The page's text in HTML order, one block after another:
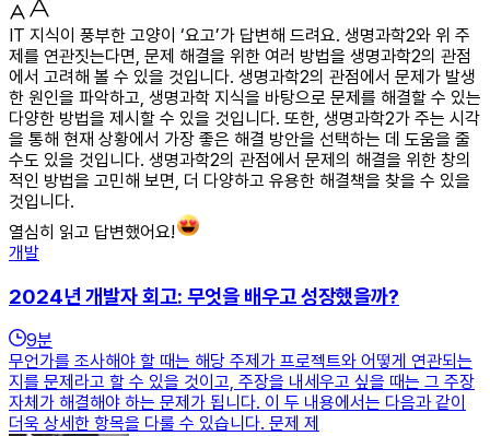
IT 지식이 풍부한 고양이 ‘요고’가 답변해 드려요. 생명과학2와 위 주
제를 연관짓는다면, 문제 해결을 위한 여러 방법을 생명과학2의 관점
에서 고려해 볼 수 있을 것입니다. 생명과학2의 관점에서 문제가 발생
한 원인을 파악하고, 생명과학 지식을 바탕으로 문제를 해결할 수 있는
다양한 방법을 제시할 수 있을 것입니다. 또한, 생명과학2가 주는 시각
을 통해 현재 상황에서 가장 좋은 해결 방안을 선택하는 데 도움을 줄
수도 있을 것입니다. 생명과학2의 관점에서 문제의 해결을 위한 창의
적인 방법을 고민해 보면, 더 다양하고 유용한 해결책을 찾을 수 있을
것입니다.
열심히 읽고 답변했어요!
개발
2024년 개발자 회고: 무엇을 배우고 성장했을까?
9분
무언가를 조사해야 할 때는 해당 주제가 프로젝트와 어떻게 연관되는
지를 문제라고 할 수 있을 것이고, 주장을 내세우고 싶을 때는 그 주장
자체가 해결해야 하는 문제가 됩니다. 이 두 내용에서는 다음과 같이
더욱 상세한 항목을 다룰 수 있습니다. 문제 제